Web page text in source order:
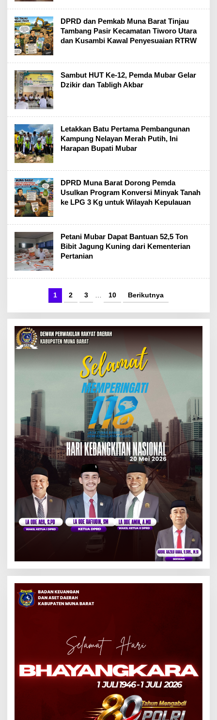
DPRD dan Pemkab Muna Barat Tinjau
Tambang Pasir Kecamatan Tiworo Utara
dan Kusambi Kawal Penyesuaian RTRW
Sambut HUT Ke-12, Pemda Mubar Gelar
Dzikir dan Tabligh Akbar
Letakkan Batu Pertama Pembangunan
Kampung Nelayan Merah Putih, Ini
Harapan Bupati Mubar
DPRD Muna Barat Dorong Pemda
Usulkan Program Konversi Minyak Tanah
ke LPG 3 Kg untuk Wilayah Kepulauan
Petani Mubar Dapat Bantuan 52,5 Ton
Bibit Jagung Kuning dari Kementerian
Pertanian
1 2 3 10 Berikutnya